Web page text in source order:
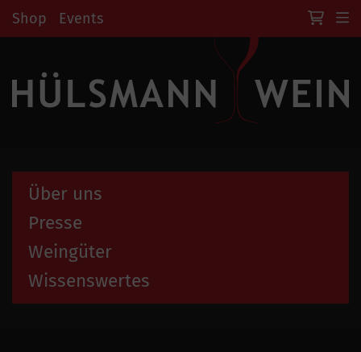
Shop Events
Über uns
Presse
Weingüter
Wissenswertes